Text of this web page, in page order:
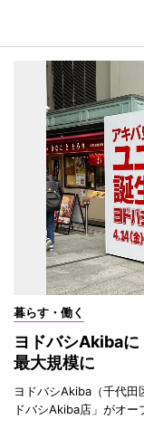
暮らす・働く
ヨドバシAkiba
最大規模に
ヨドバシAkiba（千代田
ドバシAkiba店」がオー